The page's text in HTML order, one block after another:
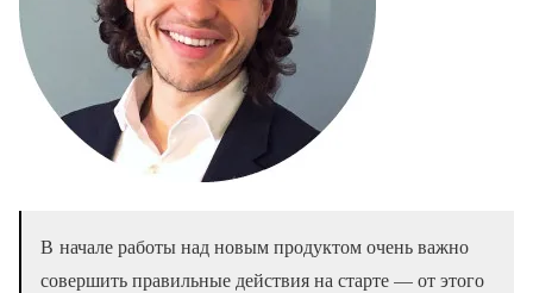
В начале работы над новым продуктом очень важно
совершить правильные действия на старте — от этого